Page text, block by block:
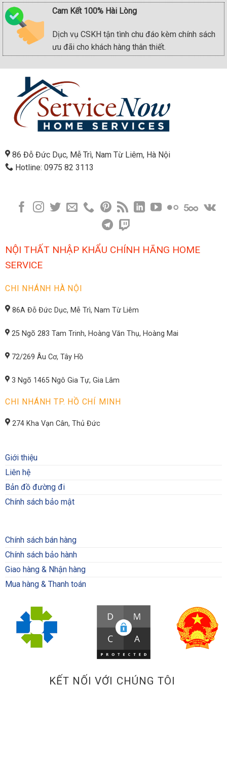
Cam Kết 100% Hài Lòng
Dịch vụ CSKH tận tình chu đáo kèm chính sách
ưu đãi cho khách hàng thân thiết.
86 Đỗ Đức Dục, Mễ Trì, Nam Từ Liêm, Hà Nội
Hotline: 0975 82 3113
NỘI THẤT NHẬP KHẨU CHÍNH HÃNG HOME
SERVICE
CHI NHÁNH HÀ NỘI
86A Đỗ Đức Dục, Mễ Trì, Nam Từ Liêm
25 Ngõ 283 Tam Trinh, Hoàng Văn Thụ, Hoàng Mai
72/269 Âu Cơ, Tây Hồ
3 Ngõ 1465 Ngô Gia Tự, Gia Lâm
CHI NHÁNH TP. HỒ CHÍ MINH
274 Kha Vạn Cân, Thủ Đức
Giới thiệu
Liên hệ
Bản đồ đường đi
Chính sách bảo mật
Chính sách bán hàng
Chính sách bảo hành
Giao hàng & Nhận hàng
Mua hàng & Thanh toán
KẾT NỐI VỚI CHÚNG TÔI